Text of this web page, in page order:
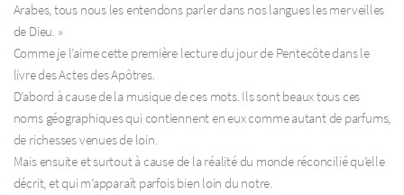
Arabes, tous nous les entendons parler dans nos langues les merveilles
de Dieu. »
Comme je l’aime cette première lecture du jour de Pentecôte dans le
livre des Actes des Apôtres.
D’abord à cause de la musique de ces mots. Ils sont beaux tous ces
noms géographiques qui contiennent en eux comme autant de parfums,
de richesses venues de loin.
Mais ensuite et surtout à cause de la réalité du monde réconcilié qu’elle
décrit, et qui m’apparaît parfois bien loin du notre.